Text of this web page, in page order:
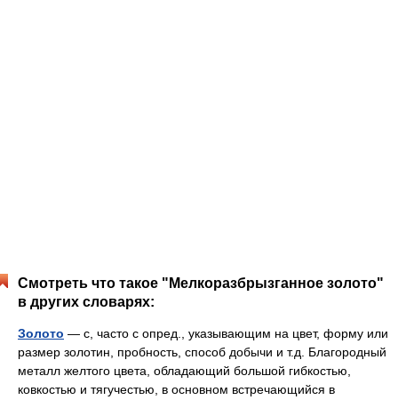
Смотреть что такое "Мелкоразбрызганное золото"
в других словарях:
Золото — с, часто с опред., указывающим на цвет, форму или
размер золотин, пробность, способ добычи и т.д. Благородный
металл желтого цвета, обладающий большой гибкостью,
ковкостью и тягучестью, в основном встречающийся в